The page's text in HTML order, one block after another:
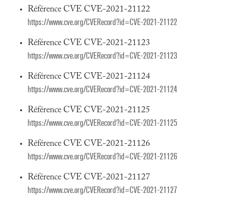
Référence CVE CVE-2021-21122
https://www.cve.org/CVERecord?id=CVE-2021-21122
Référence CVE CVE-2021-21123
https://www.cve.org/CVERecord?id=CVE-2021-21123
Référence CVE CVE-2021-21124
https://www.cve.org/CVERecord?id=CVE-2021-21124
Référence CVE CVE-2021-21125
https://www.cve.org/CVERecord?id=CVE-2021-21125
Référence CVE CVE-2021-21126
https://www.cve.org/CVERecord?id=CVE-2021-21126
Référence CVE CVE-2021-21127
https://www.cve.org/CVERecord?id=CVE-2021-21127